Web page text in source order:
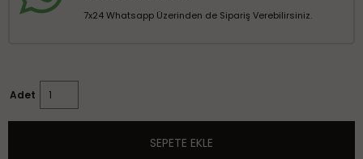
7x24 Whatsapp Üzerinden de Sipariş Verebilirsiniz.
Adet
SEPETE EKLE